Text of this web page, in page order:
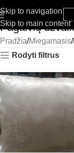
Skip to navigation
Skip to main content
Pagalvių
Pradžia Miegamasis
Rodyti filtrus